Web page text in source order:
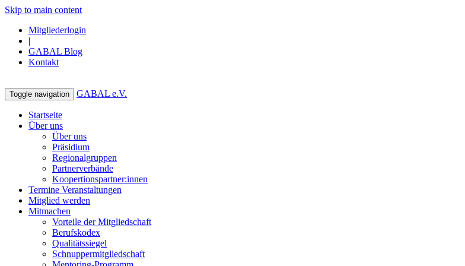
Skip to main content
Mitgliederlogin
|
GABAL Blog
Kontakt
Toggle navigation GABAL e.V.
Startseite
Über uns
Über uns
Präsidium
Regionalgruppen
Partnerverbände
Koopertionspartner:innen
Termine Veranstaltungen
Mitglied werden
Mitmachen
Vorteile der Mitgliedschaft
Berufskodex
Qualitätssiegel
Schnuppermitgliedschaft